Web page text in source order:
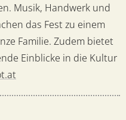
Musik, Handwerk und
das Fest zu einem
Familie. Zudem bietet
Einblicke in die Kultur